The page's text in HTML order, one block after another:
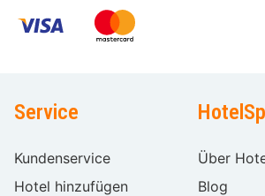
Service
Kundenservice
Hotel hinzufügen
Über
Blog